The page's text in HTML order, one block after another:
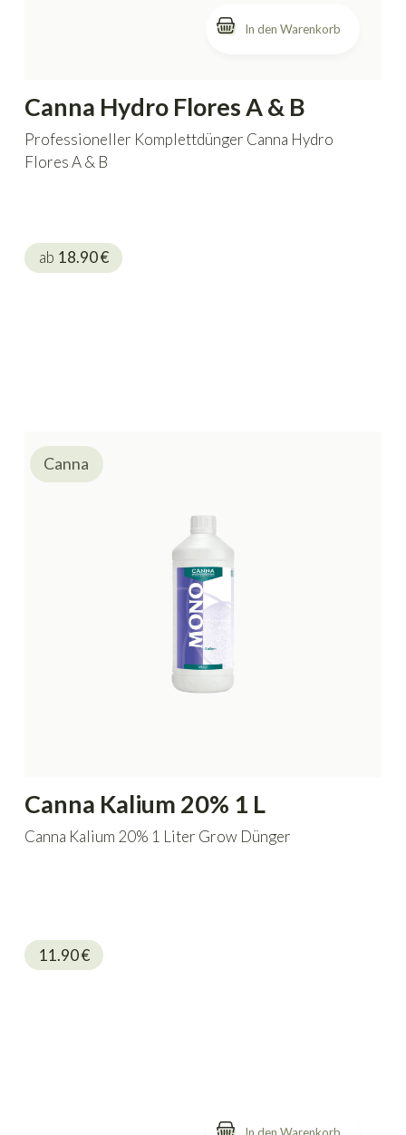
In den Warenkorb
Canna Hydro Flores A & B
Professioneller Komplettdünger Canna Hydro
Flores A & B
ab 18.90€
Canna Kalium 20% 1 L
Canna Kalium 20% 1 Liter Grow Dünger
11.90€
Canna